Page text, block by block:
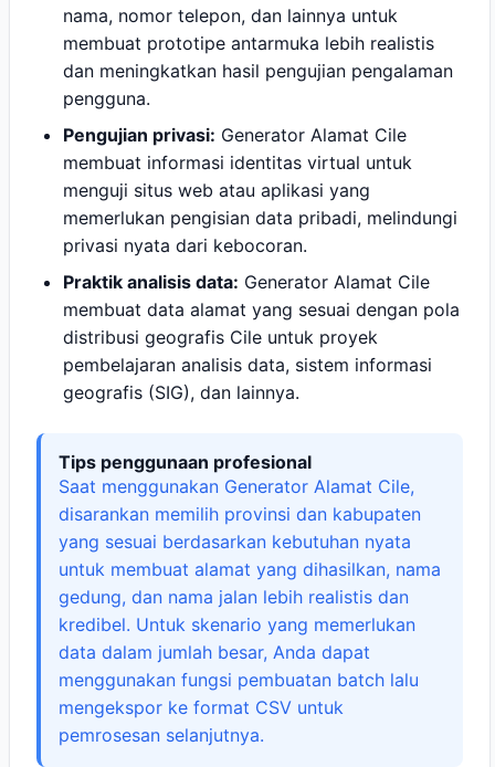
nama, nomor telepon, dan lainnya untuk
membuat prototipe antarmuka lebih realistis
dan meningkatkan hasil pengujian pengalaman
pengguna.
Pengujian privasi: Generator Alamat Cile
membuat informasi identitas virtual untuk
menguji situs web atau aplikasi yang
memerlukan pengisian data pribadi, melindungi
privasi nyata dari kebocoran.
Praktik analisis data: Generator Alamat Cile
membuat data alamat yang sesuai dengan pola
distribusi geografis Cile untuk proyek
pembelajaran analisis data, sistem informasi
geografis (SIG), dan lainnya.
Tips penggunaan profesional
Saat menggunakan Generator Alamat Cile,
disarankan memilih provinsi dan kabupaten
yang sesuai berdasarkan kebutuhan nyata
untuk membuat alamat yang dihasilkan, nama
gedung, dan nama jalan lebih realistis dan
kredibel. Untuk skenario yang memerlukan
data dalam jumlah besar, Anda dapat
menggunakan fungsi pembuatan batch lalu
mengekspor ke format CSV untuk
pemrosesan selanjutnya.